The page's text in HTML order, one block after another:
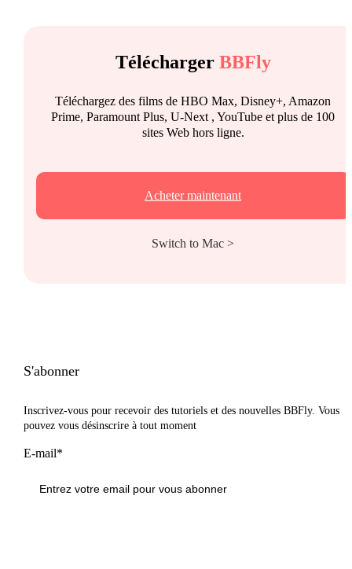
Télécharger BBFly
Téléchargez des films de HBO Max, Disney+, Amazon
Prime, Paramount Plus, U-Next , YouTube et plus de 100
sites Web hors ligne.
Acheter maintenant
Switch to Mac >
S'abonner
Inscrivez-vous pour recevoir des tutoriels et des nouvelles BBFly. Vous
pouvez vous désinscrire à tout moment
E-mail*